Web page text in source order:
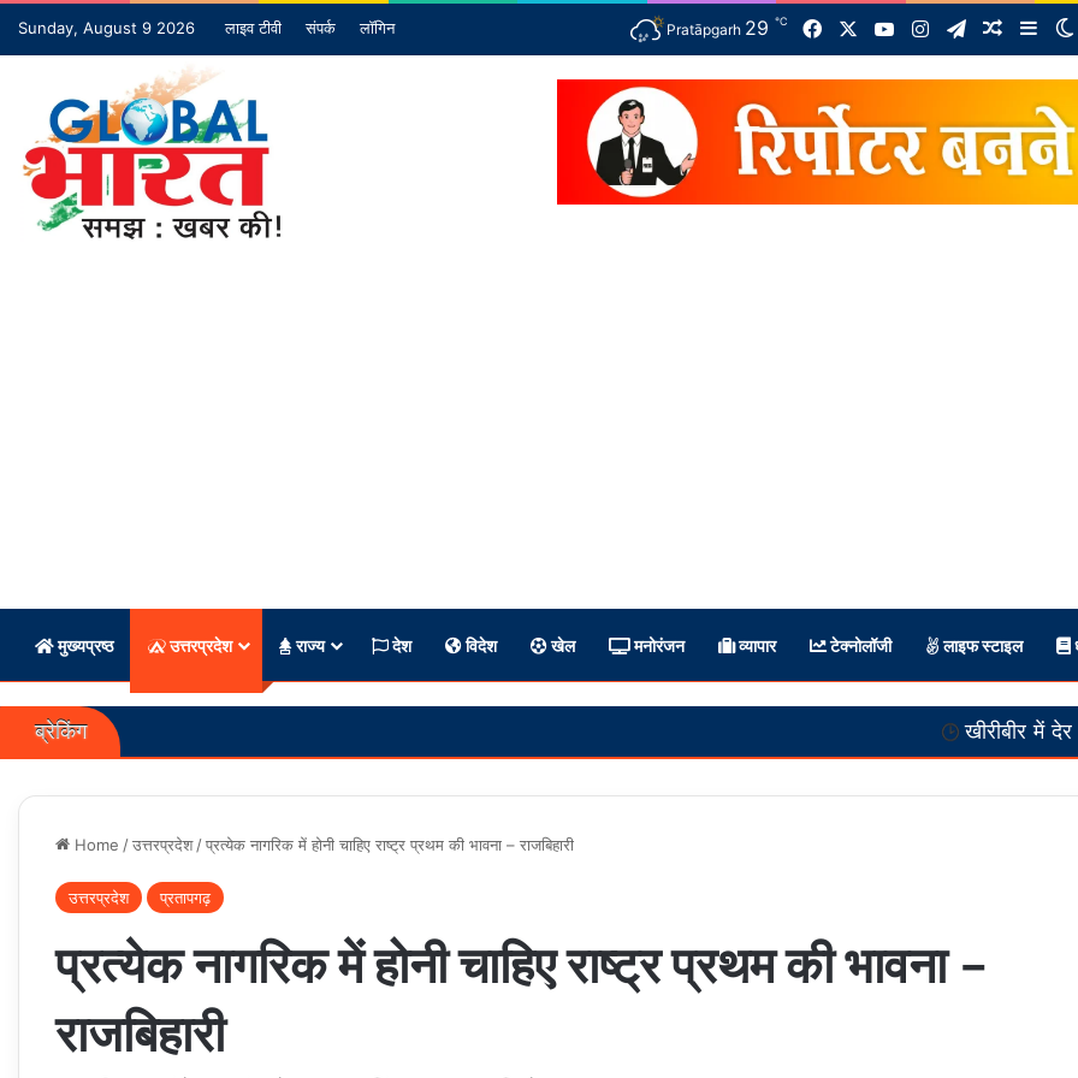
Sunday, August 9 2026 लाइव टीवी संपर्क लॉगिन Pratāpgarh 29 ℃ FacebookYouTubeInstagram
Telegram
मुख्यप्रष्ठ उत्तरप्रदेश राज्य देश विदेश खेल मनोरंजन व्यापार टेक्नोलॉजी लाइफ स्टाइल
ब्रेकिंग खीरीबीर में देर रात तक चला
Home /उत्तरप्रदेश /प्रत्येक नागरिक में होनी चाहिए राष्ट्र प्रथम की भावना – राजबिहारी
उत्तरप्रदेश प्रतापगढ़
प्रत्येक नागरिक में होनी चाहिए राष्ट्र प्रथम की भावना –
राजबिहारी